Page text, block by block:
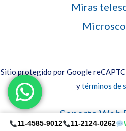
Miras
Item added to cart.
0 items -
11-4585-9012 11-2124-0262
Sitio protegido por Google
ytérminos de
Soporte Web